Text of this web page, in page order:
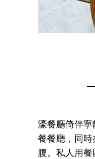
濠餐廳倚伴
餐餐廳，同
腹。私人用